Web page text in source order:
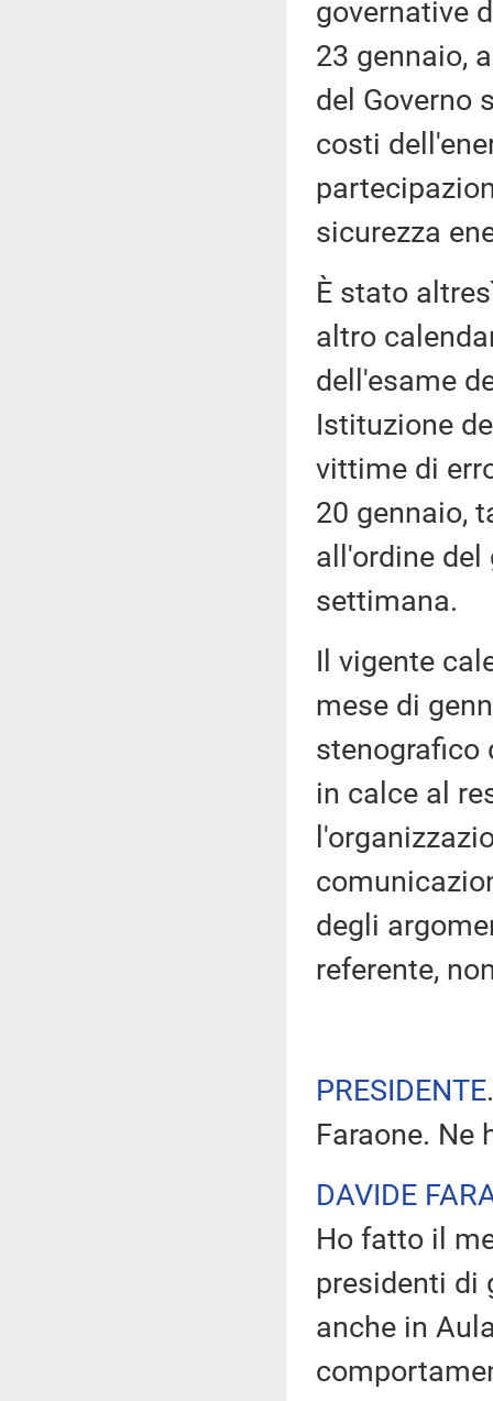
governative
23 gennaio,
del Governo
costi
sicurezza
È stato
altro
dell'esame
Istituzione
vittime di
20 gennaio,
all'ordine
settimana.
Il vigente
mese di
stenografico
in calce al
degli
referente,
PRESIDENTE
Faraone. Ne
DAVIDE
Ho fatto il
presidenti di
anche in